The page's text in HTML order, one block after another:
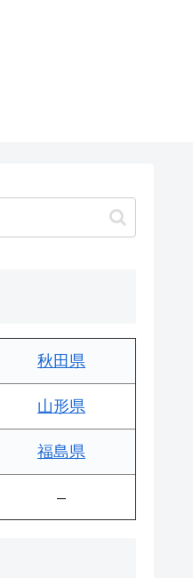
秋田県
山形県
福島県
–